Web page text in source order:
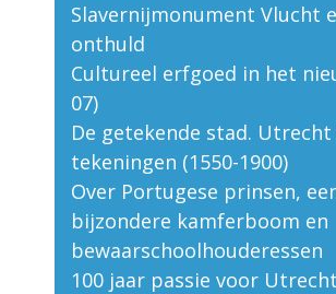
Slavernijmonument Vlucht
onthuld
Cultureel erfgoed in het
07)
De getekende stad. Utrecht
tekeningen (1550-1900)
Over Portugese prinsen,
bijzondere kamferboom en
bewaarschoolhouderessen
100 jaar passie voor